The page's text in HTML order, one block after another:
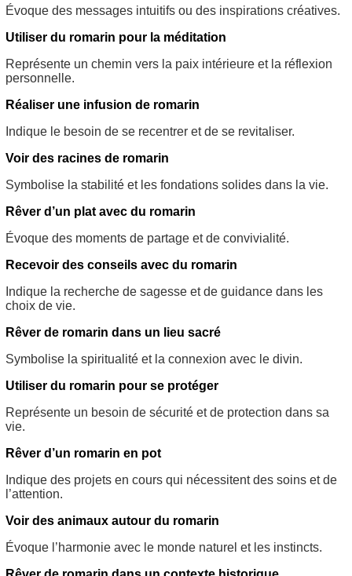
Évoque des messages intuitifs ou des inspirations créatives.
Utiliser du romarin pour la méditation
Représente un chemin vers la paix intérieure et la réflexion
personnelle.
Réaliser une infusion de romarin
Indique le besoin de se recentrer et de se revitaliser.
Voir des racines de romarin
Symbolise la stabilité et les fondations solides dans la vie.
Rêver d’un plat avec du romarin
Évoque des moments de partage et de convivialité.
Recevoir des conseils avec du romarin
Indique la recherche de sagesse et de guidance dans les
choix de vie.
Rêver de romarin dans un lieu sacré
Symbolise la spiritualité et la connexion avec le divin.
Utiliser du romarin pour se protéger
Représente un besoin de sécurité et de protection dans sa
vie.
Rêver d’un romarin en pot
Indique des projets en cours qui nécessitent des soins et de
l’attention.
Voir des animaux autour du romarin
Évoque l’harmonie avec le monde naturel et les instincts.